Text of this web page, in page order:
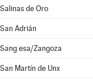
Salinas de Oro
San Adrián
Sang esa/Zangoza
San Martín de Unx